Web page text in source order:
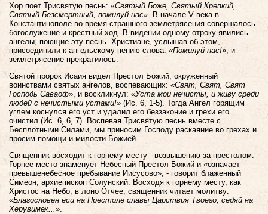
Хор поет Трисвятую песнь: «Святый Боже, Святый Крепкий,
Святый Безсмертный, помилуй нас». В начале V века в
Константинополе во время страшного землетрясения совершалось
богослужение и крестный ход. В видении одному отроку явились
ангелы, поющие эту песнь. Христиане, услышав об этом,
присоединили к ангельскому пению слова: «Помилуй нас!», и
землетрясение прекратилось.
Святой пророк Исаия видел Престол Божий, окруженный
воинствами святых ангелов, воспевающих: «Свят, Свят, Свят
Господь Саваоф», и воскликнул: «Уста мои нечисты, и живу среди
людей с нечистыми устами!» (Ис. 6, 1-5). Тогда Ангел горящим
углем коснулся его уст и удалил его беззаконие и грехи его
очистил (Ис. 6, 6, 7). Воспевая Трисвятую песнь вместе с
Бесплотными Силами, мы приносим Господу раскаяние во грехах и
просим помощи и милости Божией.
Священник восходит к горнему месту - возвышению за престолом.
Горнее место знаменует Небесный Престол Божий и «означает
превышенебесное пребывание Иисусово», - говорит блаженный
Симеон, архиепископ Солунский. Восходя к горнему месту, как
Христос на Небо, в лоно Отчее, священник читает молитву:
«Благословен еси на Престоле славы Царствия Твоего, седяй на
Херувимех...».